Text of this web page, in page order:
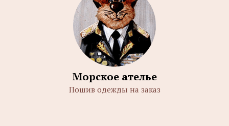
Морское ателье
Пошив одежды на заказ